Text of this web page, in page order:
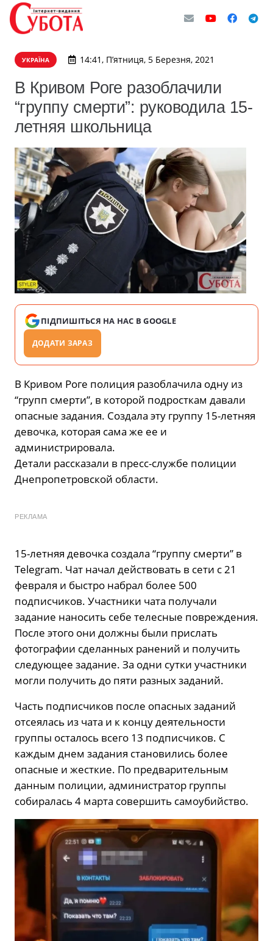
УКРАЇНА 14:41, П’ятниця, 5 Березня, 2021
В Кривом Роге разоблачили
“группу смерти”: руководила 15-
летняя школьница
ПІДПИШІТЬСЯ НА НАС В GOOGLE
ДОДАТИ ЗАРАЗ
В Кривом Роге полиция разоблачила одну из
“групп смерти”, в которой подросткам давали
опасные задания. Создала эту группу 15-летняя
девочка, которая сама же ее и
администрировала.
Детали рассказали в пресс-службе полиции
Днепропетровской области.
РЕКЛАМА
15-летняя девочка создала “группу смерти” в
Telegram. Чат начал действовать в сети с 21
февраля и быстро набрал более 500
подписчиков. Участники чата получали
задание наносить себе телесные повреждения.
После этого они должны были прислать
фотографии сделанных ранений и получить
следующее задание. За одни сутки участники
могли получить до пяти разных заданий.
Часть подписчиков после опасных заданий
отсеялась из чата и к концу деятельности
группы осталось всего 13 подписчиков. С
каждым днем задания становились более
опасные и жесткие. По предварительным
данным полиции, администратор группы
собиралась 4 марта совершить самоубийство.